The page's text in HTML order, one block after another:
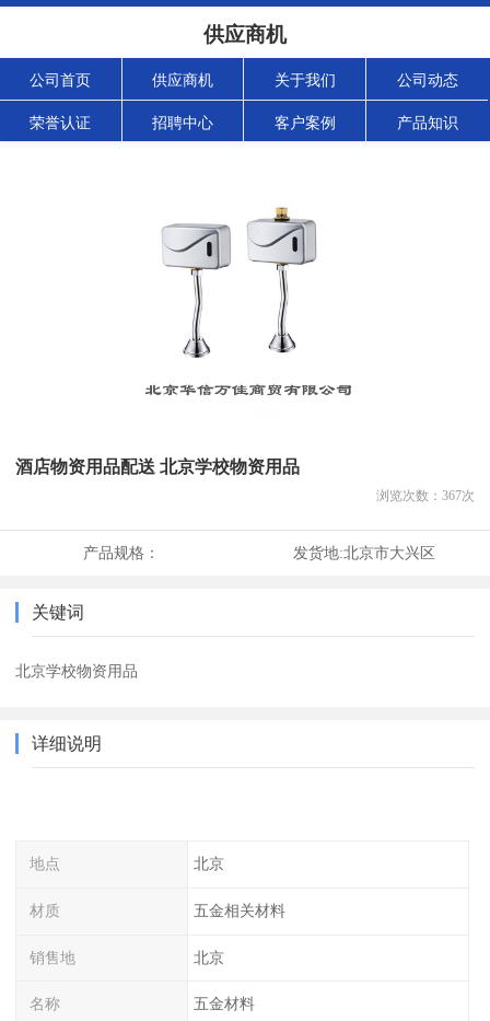
供应商机
公司首页 供应商机 关于我们 公司动态
荣誉认证 招聘中心 客户案例 产品知识
酒店物资用品配送 北京学校物资用品
浏览次数： 367次
产品规格： 发货地:北京市大兴区
关键词
北京学校物资用品
详细说明
地点 北京
材质 五金相关材料
销售地 北京
名称 五金材料